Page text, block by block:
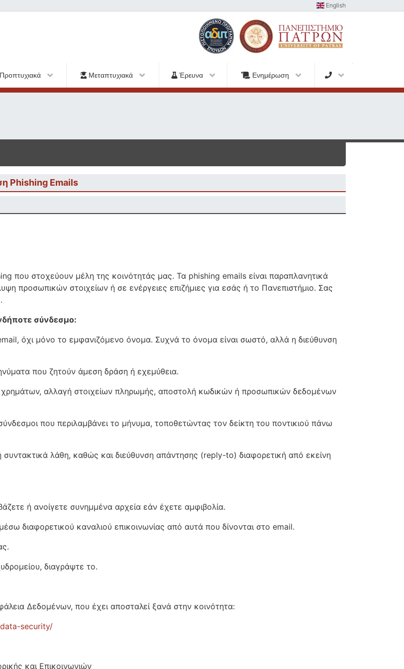
English
Προπτυχιακά Μεταπτυχιακά Έρευνα Ενημέρωση
Phishing Emails
που στοχεύουν μέλη της κοινότητάς μας. Τα phishing emails είναι παραπλανητικά
προσωπικών στοιχείων ή σε ενέργειες επιζήμιες για εσάς ή το Πανεπιστήμιο. Σας
σύνδεσμο:
όχι μόνο το εμφανιζόμενο όνομα. Συχνά το όνομα είναι σωστό, αλλά η διεύθυνση
που ζητούν άμεση δράση ή εχεμύθεια.
αλλαγή στοιχείων πληρωμής, αποστολή κωδικών ή προσωπικών δεδομένων
που περιλαμβάνει το μήνυμα, τοποθετώντας τον δείκτη του ποντικιού πάνω
λάθη, καθώς και διεύθυνση απάντησης (reply-to) διαφορετική από εκείνη
ή ανοίγετε συνημμένα αρχεία εάν έχετε αμφιβολία.
διαφορετικού καναλιού επικοινωνίας από αυτά που δίνονται στο email.
διαγράψτε το.
Δεδομένων, που έχει αποσταλεί ξανά στην κοινότητα:
security/
και Επικοινωνιών